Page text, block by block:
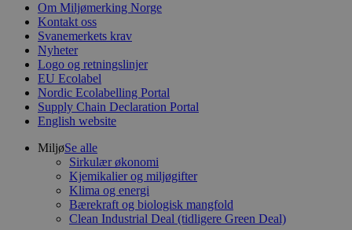
Om Miljømerking Norge
Kontakt oss
Svanemerkets krav
Nyheter
Logo og retningslinjer
EU Ecolabel
Nordic Ecolabelling Portal
Supply Chain Declaration Portal
English website
MiljøSe alle
Sirkulær økonomi
Kjemikalier og miljøgifter
Klima og energi
Bærekraft og biologisk mangfold
Clean Industrial Deal (tidligere Green Deal)